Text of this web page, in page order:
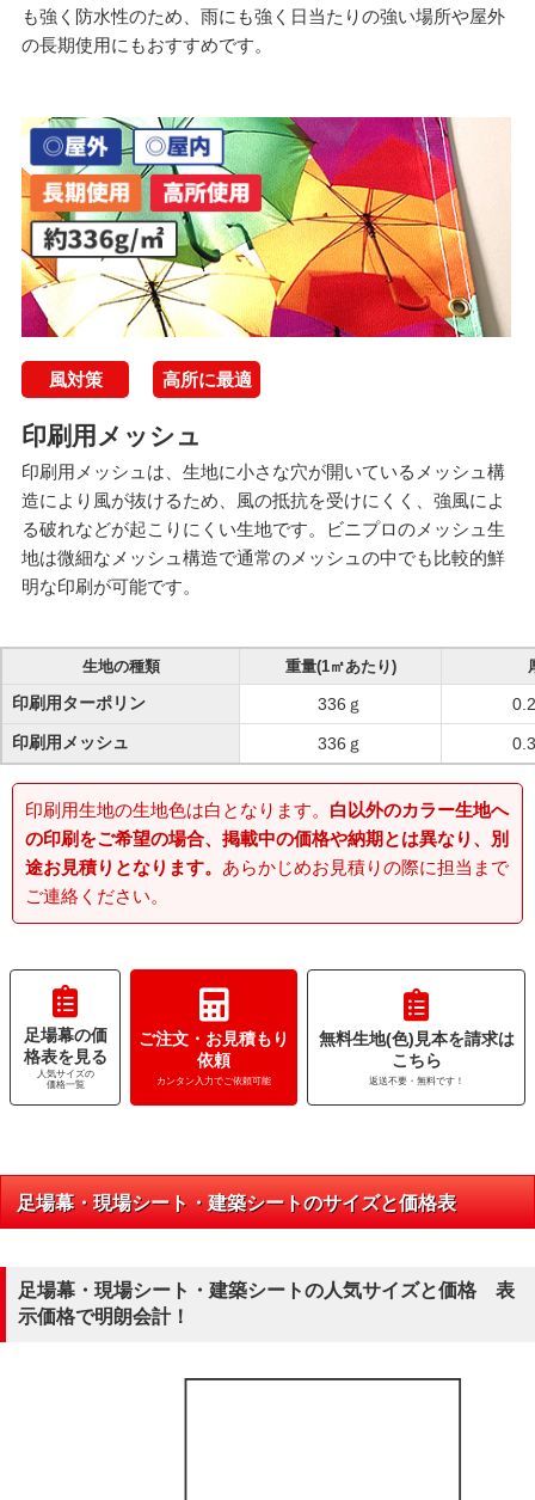
も強く防水性のため、雨にも強く日当たりの強い場所や屋外
の長期使用にもおすすめです。
風対策 高所に最適
印刷用メッシュ
印刷用メッシュは、生地に小さな穴が開いているメッシュ構
造により風が抜けるため、風の抵抗を受けにくく、強風によ
る破れなどが起こりにくい生地です。ビニプロのメッシュ生
地は微細なメッシュ構造で通常のメッシュの中でも比較的鮮
明な印刷が可能です。
生地の種類 重量(1㎡あたり)
印刷用ターポリン 336ｇ
印刷用メッシュ
336ｇ
印刷用生地の生地色は白となります。 白以外のカラー生地へ
の印刷をご希望の場合、掲載中の価格や納期とは異なり、別
途お見積りとなります。 あらかじめお見積りの際に担当まで
ご連絡ください。
足場幕の価
格表を見る
人気サイズの
価格一覧
ご注文・お見積もり
依頼
カンタン入力でご依頼可能
無料生地(色)見本を請求は
こちら
返送不要・無料です！
足場幕・現場シート・建築シートのサイズと価格表
足場幕・現場シート・建築シートの人気サイズと価格 表
示価格で明朗会計！